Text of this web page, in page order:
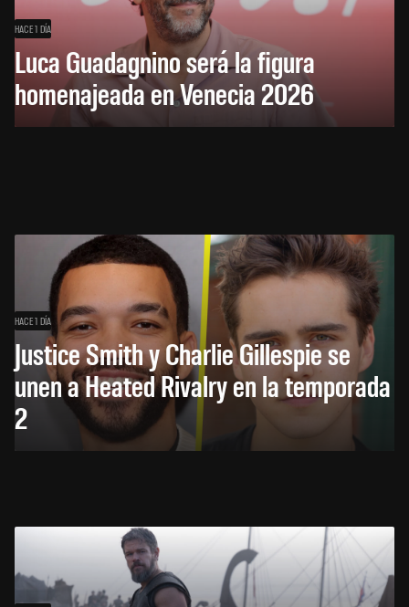
HACE 1 DÍA
Luca Guadagnino será la figura
homenajeada en Venecia 2026
HACE 1 DÍA
Justice Smith y Charlie Gillespie se
unen a Heated Rivalry en la temporada
2